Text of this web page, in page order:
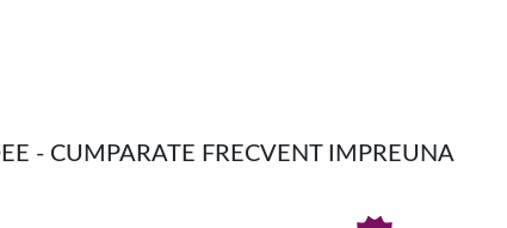
- CUMPARATE FRECVENT IMPREUNA